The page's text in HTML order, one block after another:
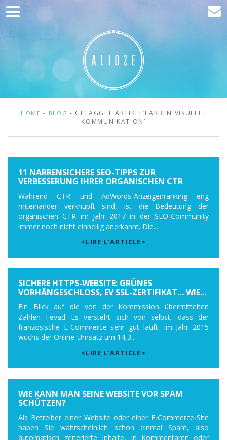
Home
Entwicklung
Blog
Kontakt
HOME - BLOG - GETAGGTE ARTIKEL‘FARBEN VISUELLE
KOMMUNIKATION’
11 NARRENSICHERE SEO-TIPPS ZUR
VERBESSERUNG IHRER ORGANISCHEN CTR
Während CTR und AdWords-Anzeigenranking eng
miteinander verknüpft sind, ist die Bedeutung der
organischen CTR im Jahr 2017 in der SEO-Community
immer noch nicht einhellig anerkannt. Die...
<LIRE L’ARTICLE>
SICHERE HTTPS-WEBSITE: GRÜNES
VORHÄNGESCHLOSS, EV SSL-ZERTIFIKAT… WIE...
Ein Blick auf die von der Kommission übermittelten
Zahlen Fevad Es versteht sich von selbst, dass der
französische E-Commerce sehr gut läuft: Im Jahr 2015
wuchs der Online-Umsatz um 14,3...
<LIRE L’ARTICLE>
WIE KANN MAN SEINE WEBSITE VOR SPAM
SCHÜTZEN?
Als Betreiber einer Website oder einer E-Commerce-Site
haben Sie wahrscheinlich schon einmal Spam, also
automatisch generierte Inhalte, in Kommentaren oder